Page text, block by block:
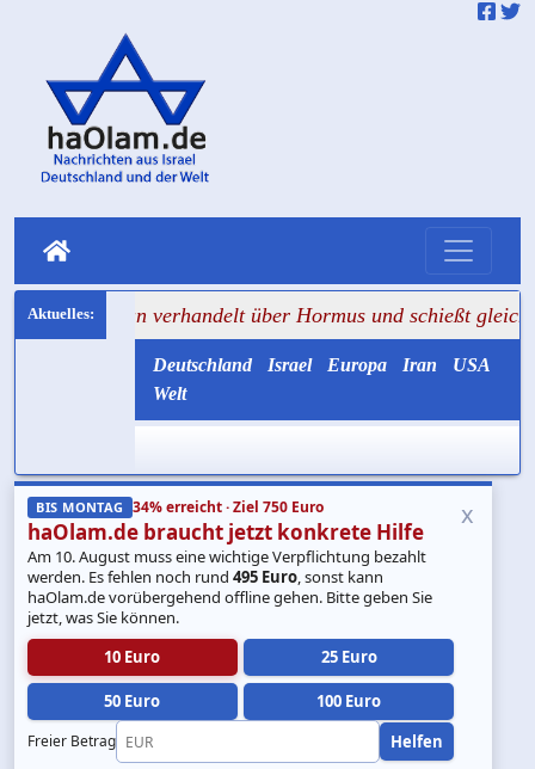
verhandelt über Hormus und schießt gleichzeitig auf
Deutschland Israel Europa Iran
USA
Welt
BIS MONTAG 34% erreicht · Ziel 750 Euro
haOlam.de braucht jetzt konkrete Hilfe
Am 10. August muss eine wichtige Verpflichtung bezahlt
werden. Es fehlen noch rund495 Euro, sonst kann
haOlam.de vorübergehend offline gehen. Bitte geben Sie
jetzt, was Sie können.
10 Euro
25 Euro
50 Euro 100 Euro
Freier Betrag Helfen
x